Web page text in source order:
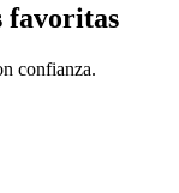
favoritas
confianza.